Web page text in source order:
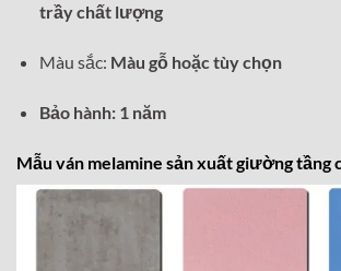
trầy chất lượng
Màu sắc: Màu gỗ hoặc tùy chọn
Bảo hành: 1 năm
Mẫu ván melamine sản xuất giường tầng